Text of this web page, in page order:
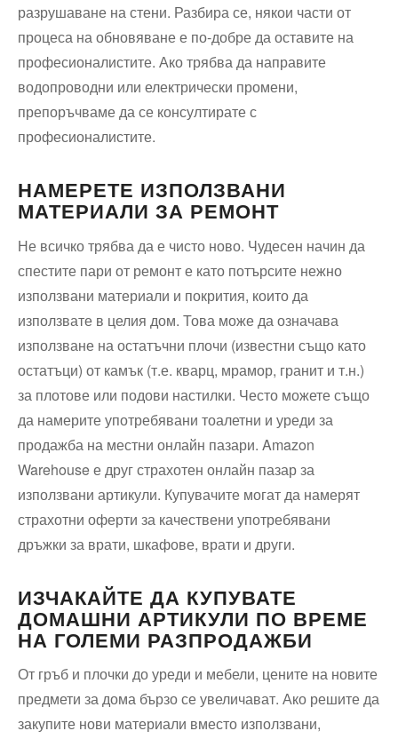
разрушаване на стени. Разбира се, някои части от
процеса на обновяване е по-добре да оставите на
професионалистите. Ако трябва да направите
водопроводни или електрически промени,
препоръчваме да се консултирате с
професионалистите.
НАМЕРЕТЕ ИЗПОЛЗВАНИ
МАТЕРИАЛИ ЗА РЕМОНТ
Не всичко трябва да е чисто ново. Чудесен начин да
спестите пари от ремонт е като потърсите нежно
използвани материали и покрития, които да
използвате в целия дом. Това може да означава
използване на остатъчни плочи (известни също като
остатъци) от камък (т.е. кварц, мрамор, гранит и т.н.)
за плотове или подови настилки. Често можете също
да намерите употребявани тоалетни и уреди за
продажба на местни онлайн пазари. Amazon
Warehouse е друг страхотен онлайн пазар за
използвани артикули. Купувачите могат да намерят
страхотни оферти за качествени употребявани
дръжки за врати, шкафове, врати и други.
ИЗЧАКАЙТЕ ДА КУПУВАТЕ
ДОМАШНИ АРТИКУЛИ ПО ВРЕМЕ
НА ГОЛЕМИ РАЗПРОДАЖБИ
От гръб и плочки до уреди и мебели, цените на новите
предмети за дома бързо се увеличават. Ако решите да
закупите нови материали вместо използвани,